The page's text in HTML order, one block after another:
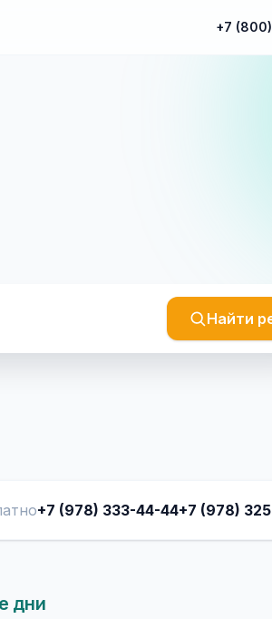
+7
Найти
+7 (978) 333-44-44+7 (978)
дни